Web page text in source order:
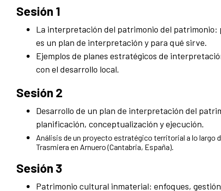
Sesión 1
La interpretación del patrimonio del patrimonio:
es un plan de interpretación y para qué sirve.
Ejemplos de planes estratégicos de
con el desarrollo local.
Sesión 2
Desarrollo de un plan de interpretación del
planificación, conceptualización y ejecución.
Análisis de un proyecto estratégico territorial a lo largo
Trasmiera en Arnuero (Cantabria, España).
Sesión 3
Patrimonio cultural inmaterial: enfoques,